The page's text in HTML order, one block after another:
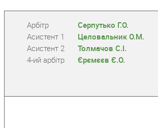
Арбітр
Серпутько Г.О.
Асистент 1
Целовальник О.М.
Асистент 2
Толмачов С.І.
4-ий арбітр
Єрємєєв Є.О.